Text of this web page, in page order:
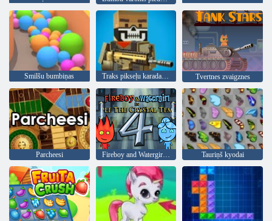
Smilšu bumbiņas Traks pikseļu karadarbība Tvertnes zvaigznes
Parcheesi Fireboy and Watergirl 4: Kristāla templis Tauriņš kyodai